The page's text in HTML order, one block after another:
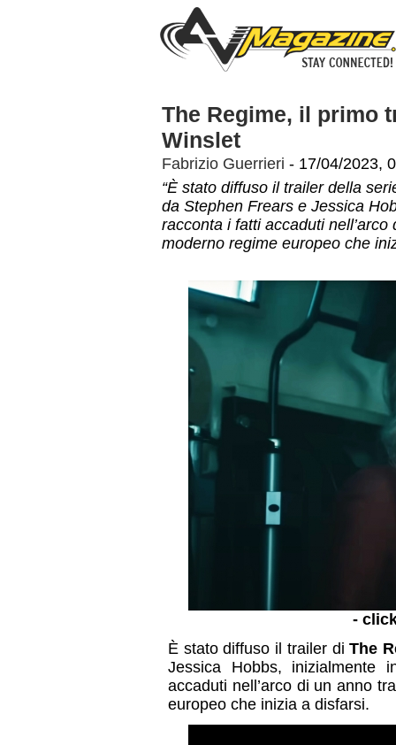
The Regime, il primo
Winslet
Fabrizio Guerrieri - 17/04/2023,
“È stato diffuso il trailer della
da Stephen Frears e Jessica
racconta i fatti accaduti
moderno regime europeo che
-
È stato diffuso il trailer diThe
Jessica Hobbs, inizialmente
accaduti nell’arco di un anno
europeo che inizia a disfarsi.